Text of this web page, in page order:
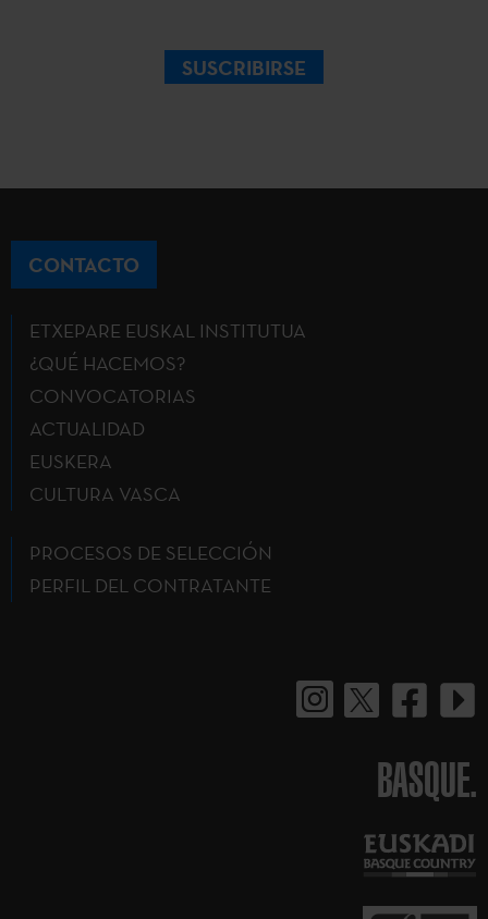
SUSCRIBIRSE
CONTACTO
ETXEPARE EUSKAL INSTITUTUA
¿QUÉ HACEMOS?
CONVOCATORIAS
ACTUALIDAD
EUSKERA
CULTURA VASCA
PROCESOS DE SELECCIÓN
PERFIL DEL CONTRATANTE
BASQUE.